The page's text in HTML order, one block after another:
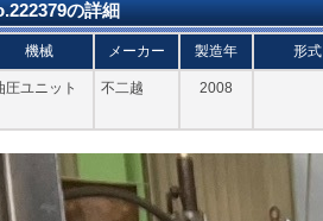
の詳細
機械 メーカー 製造年 形式
圧ユニット 不二越 2008